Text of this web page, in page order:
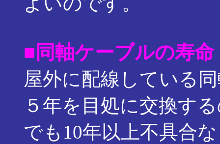
■同軸ケーブルの寿命
屋外に配線している
５年を目処に交換す
でも10年以上不具合